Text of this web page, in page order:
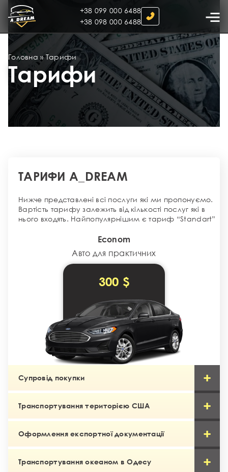
+38 099 000 6488
+38 098 000 6488
Головна »Тарифи
Тарифи
ТАРИФИ A_DREAM
Нижче представлені всі послуги які ми пропонуємо.
Вартість тарифу залежить від кількості послуг які в
нього входять. Найпопулярнішим є тариф “Standart”
Econom
Авто для практичних
300 $
Супровід покупки
Транспортування територією США
Оформлення експортної документації
Транспортування океаном в Одесу